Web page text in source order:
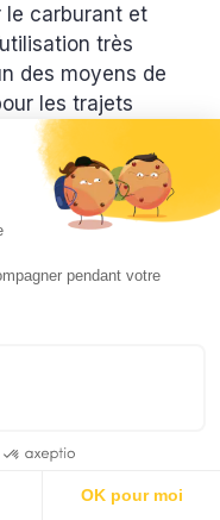
le carburant et
très
des moyens de
les trajets
pendant votre
OK pour moi